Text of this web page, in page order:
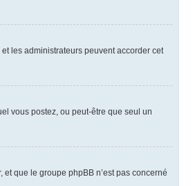
les administrateurs peuvent accorder cet
vous postez, ou peut-être que seul un
que le groupe phpBB n’est pas concerné